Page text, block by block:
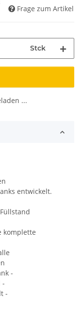
Frage zum Artikel
Stck
...
entwickelt.
komplette
-
-
-